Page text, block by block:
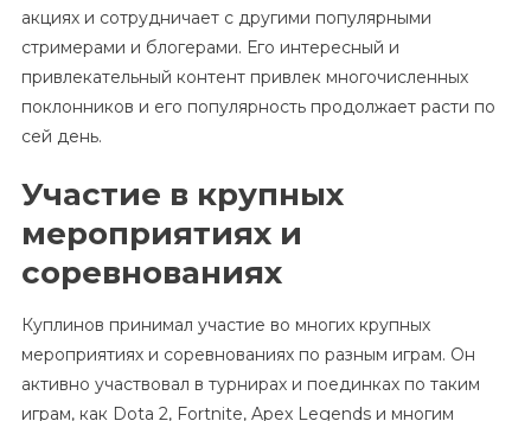
акциях и сотрудничает с другими популярными
стримерами и блогерами. Его интересный и
привлекательный контент привлек многочисленных
поклонников и его популярность продолжает расти по
сей день.
Участие в крупных
мероприятиях и
соревнованиях
Куплинов принимал участие во многих крупных
мероприятиях и соревнованиях по разным играм. Он
активно участвовал в турнирах и поединках по таким
играм, как Dota 2, Fortnite, Apex Legends и многим